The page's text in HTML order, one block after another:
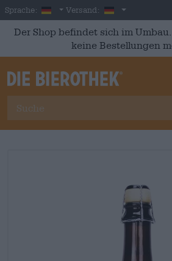
Skip to main content
Sprache: German
Versand: Deutschland
Der Shop befindet sich im
keine Bestellungen